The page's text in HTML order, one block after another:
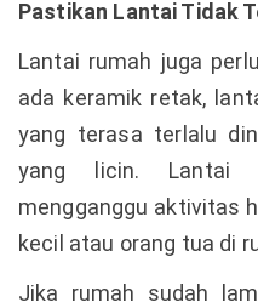
Pastikan Lantai Tidak
Lantai rumah juga
ada keramik retak,
yang terasa terlalu
yang licin. Lantai
mengganggu aktivitas
kecil atau orang tua di
Jika rumah sudah